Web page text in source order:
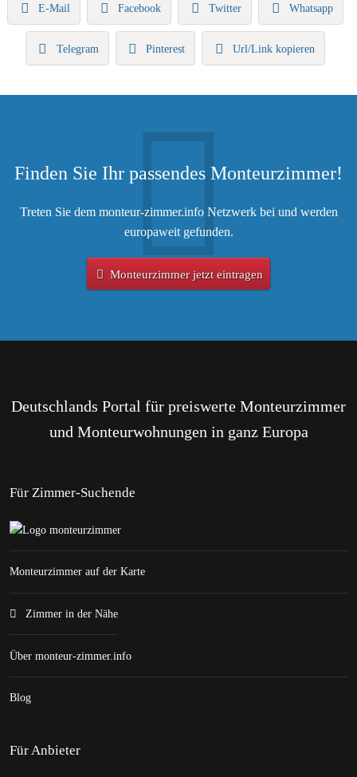
E-Mail Facebook Twitter Whatsapp
Telegram Pinterest Url/Link kopieren
Finden Sie Ihr passendes Monteurzimmer!
Treten Sie dem monteur-zimmer.info Netzwerk bei und werden
europaweit gefunden.
Monteurzimmer jetzt eintragen
Deutschlands Portal für preiswerte Monteurzimmer
und Monteurwohnungen in ganz Europa
Für Zimmer-Suchende
Monteurzimmer auf der Karte
Zimmer in der Nähe
Über monteur-zimmer.info
Blog
Für Anbieter